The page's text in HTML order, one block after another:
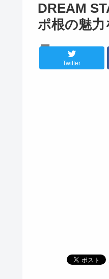
DREAM
ポ根の魅力
韓国ドラマ
Twitter